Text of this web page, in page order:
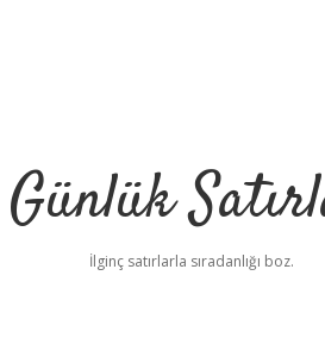
Günlük
İlginç satırlarla sıradanlığı boz.